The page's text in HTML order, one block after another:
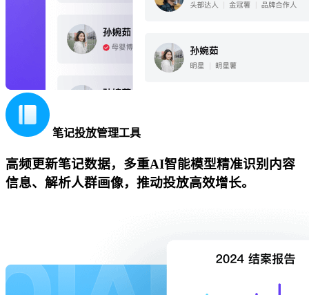
笔记投放管理工具
高频更新笔记数据，多重AI智能模型精准识别内容
信息、解析人群画像，推动投放高效增长。